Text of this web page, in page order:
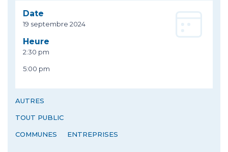
Date
19 septembre 2024
Heure
2:30 pm
5:00 pm
AUTRES
TOUT PUBLIC
COMMUNES ENTREPRISES